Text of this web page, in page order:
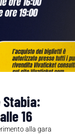
16
alla gara